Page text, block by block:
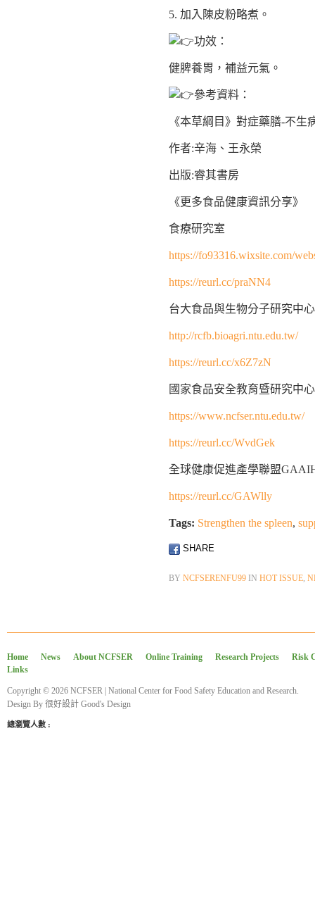
5. 加入陳皮粉略煮。
功效：
健脾養胃，補益元氣。
參考資料：
《本草綱目》對症藥膳-不生
作者:辛海、王永榮
出版:睿其書房
《更多食品健康資訊分享》
食療研究室
https://fo93316.wixsite.com/
https://reurl.cc/praNN4
台大食品與生物分子研究中心
http://rcfb.bioagri.ntu.edu.tw/
https://reurl.cc/x6Z7zN
國家食品安全教育暨研究中心
https://www.ncfser.ntu.edu.tw/
https://reurl.cc/WvdGek
全球健康促進產學聯盟
https://reurl.cc/GAWlly
Tags: Strengthen the spleen,
SHARE
BY NCFSERENFU99 IN HOT ISSUE,
Home News About NCFSER Online Training Research Projects
Risk
Links
Copyright © 2026 NCFSER | National Center for Food Safety Education and Research.
Design By 很好設計 Good's Design
總瀏覽人數 :